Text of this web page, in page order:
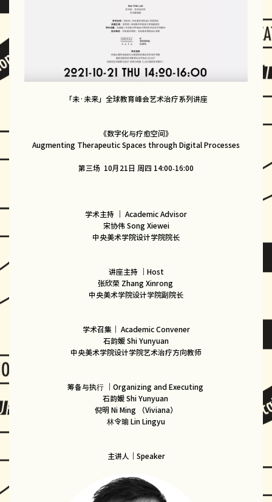
「未·未来」全球教育峰会艺术治疗系列讲座
《数字化与疗愈空间》
Augmenting Therapeutic Spaces through Digital Processes
第三场 10月21日 周四 14:00-16:00
学术主持 ｜ Academic Advisor
宋协伟 Song Xiewei
中央美术学院设计学院院长
讲座主持 ｜Host
张欣荣 Zhang Xinrong
中央美术学院设计学院副院长
学术召集｜ Academic Convener
石韵媛 Shi Yunyuan
中央美术学院设计学院艺术治疗方向教师
筹备与执行 ｜Organizing and Executing
石韵媛 Shi Yunyuan
倪明 Ni Ming （Viviana）
林令瑜 Lin Lingyu
主讲人｜Speaker